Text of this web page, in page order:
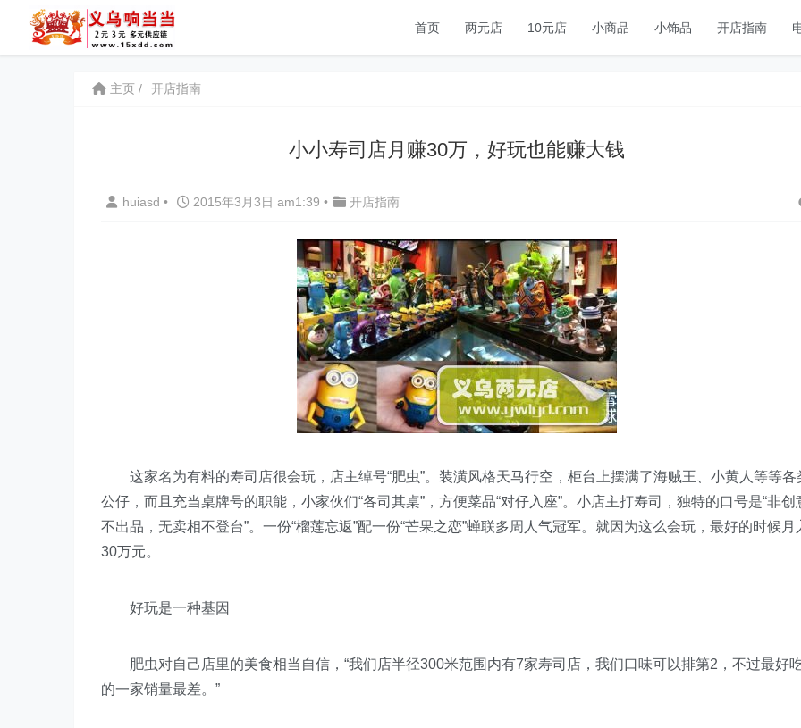
首页 两元店 10元店 小商品 小饰品 开店指南
主页 开店指南
小小寿司店月赚30万，好玩也能赚大钱
huiasd • 2015年3月3日 am1:39 • 开店指南
这家名为有料的寿司店很会玩，店主绰号“肥虫”。装潢风格天马行空，柜台上摆满了海贼王、小黄人等等各
公仔，而且充当桌牌号的职能，小家伙们“各司其桌”，方便菜品“对仔入座”。小店主打寿司，独特的口号是“非创
不出品，无卖相不登台”。一份“榴莲忘返”配一份“芒果之恋”蝉联多周人气冠军。就因为这么会玩，最好的时候月
30万元。
好玩是一种基因
肥虫对自己店里的美食相当自信，“我们店半径300米范围内有7家寿司店，我们口味可以排第2，不过最好
的一家销量最差。”